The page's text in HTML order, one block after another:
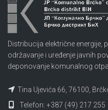
Distribucija električne energije,
održavanje i uređenje javnih
deponovanje komunalnog
Tina Ujevića 66, 76100,
Telefon: +387 (49) 217 255